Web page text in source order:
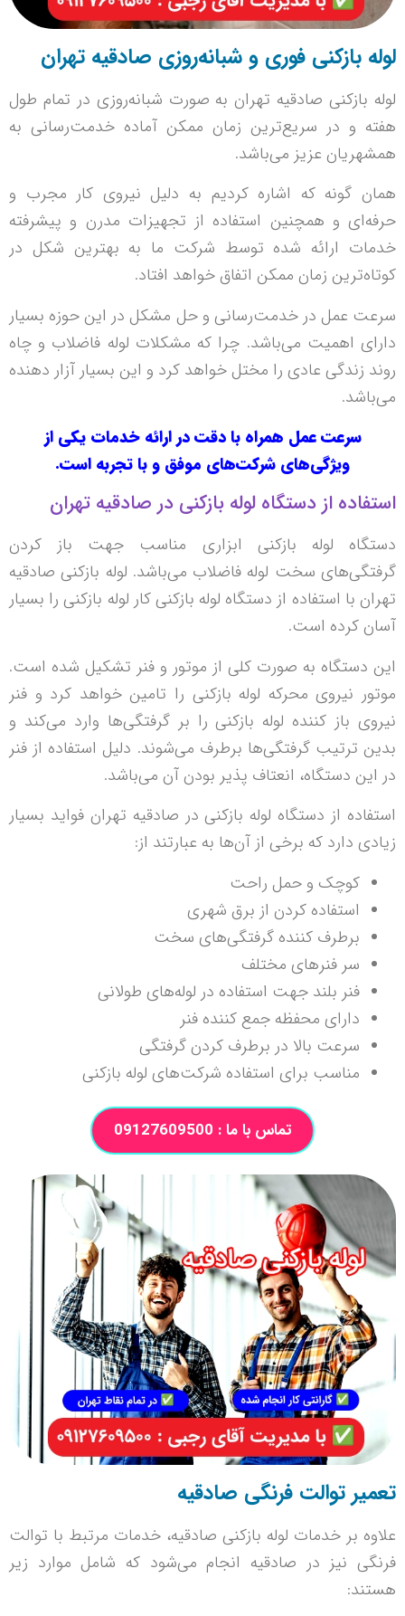
لوله بازکنی فوری و شبانه‌روزی صادقیه تهران
لوله بازکنی صادقیه تهران به صورت شبانه‌روزی در تمام طول
هفته و در سریع‌ترین زمان ممکن آماده خدمت‌رسانی به
همشهریان عزیز می‌باشد.
همان گونه که اشاره کردیم به دلیل نیروی کار مجرب و
حرفه‌ای و همچنین استفاده از تجهیزات مدرن و پیشرفته
خدمات ارائه شده توسط شرکت ما به بهترین شکل در
کوتاه‌ترین زمان ممکن اتفاق خواهد افتاد.
سرعت عمل در خدمت‌رسانی و حل مشکل در این حوزه بسیار
دارای اهمیت می‌باشد. چرا که مشکلات لوله فاضلاب و چاه
روند زندگی عادی را مختل خواهد کرد و این بسیار آزار دهنده
می‌باشد.
سرعت عمل همراه با دقت در ارائه خدمات یکی از
ویژگی‌های شرکت‌های موفق و با تجربه است.
استفاده از دستگاه لوله بازکنی در صادقیه تهران
دستگاه لوله بازکنی ابزاری مناسب جهت باز کردن
گرفتگی‌‌های سخت لوله فاضلاب می‌باشد. لوله بازکنی صادقیه
تهران با استفاده از دستگاه لوله بازکنی کار لوله بازکنی را بسیار
آسان کرده است.
این دستگاه به صورت کلی از موتور و فنر تشکیل شده است.
موتور نیروی محرکه لوله بازکنی را تامین خواهد کرد و فنر
نیروی باز کننده لوله بازکنی را بر گرفتگی‌‌ها وارد می‌کند و
بدین ترتیب گرفتگی‌ها برطرف می‌شوند. دلیل استفاده از فنر
در این دستگاه، انعتاف‌ پذیر بودن آن می‌باشد.
استفاده از دستگاه لوله بازکنی در صادقیه تهران فواید بسیار
زیادی دارد که برخی از آن‌ها به عبارتند از:
کوچک و حمل راحت
استفاده کردن از برق شهری
برطرف کننده گرفتگی‌‌های سخت
سر فنر‌های مختلف
فنر بلند جهت استفاده در لوله‌‌های طولانی
دارای محفظه جمع‌ کننده فنر
سرعت بالا در برطرف کردن گرفتگی
مناسب برای استفاده شرکت‌های لوله بازکنی
تماس با ما : 09127609500
تعمیر توالت فرنگی صادقیه
علاوه بر خدمات لوله بازکنی صادقیه، خدمات مرتبط با توالت
فرنگی نیز در صادقیه انجام می‌شود که شامل موارد زیر
هستند: